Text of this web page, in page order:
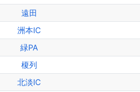
遠田
洲本IC
緑PA
榎列
北淡IC